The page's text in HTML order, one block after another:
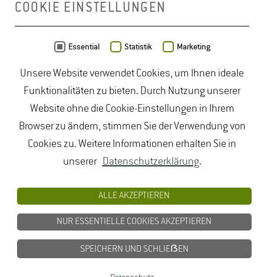
OpenStreetMap - Veröffentlicht unterODbL
duales Studium Gartenbau| Gartenbau Studium|
Lebensmittelrecht Studium|Lebensmittelsicherheit
Studium| Naturschutz Studium|Oenologie
Studium| Studiengang Logistik|Studiengänge
Lebensmittel |Studiengänge Natur| Studiengänge
Studium Landschaftsarchitektur
Studium Lebensmittel|Studium
Lebensmittelsicherheit|Studium Logistik|Studium
Studium Naturschutz|Studium
COOKIE EINSTELLUNGEN
Essential Statistik Marketing
Unsere Website verwendet Cookies, um Ihnen ideale
Funktionalitäten zu bieten. Durch Nutzung unserer
Website ohne die Cookie-Einstellungen in Ihrem
Browser zu ändern, stimmen Sie der Verwendung von
Cookies zu. Weitere Informationen erhalten Sie in
unserer Datenschutzerklärung.
ALLE AKZEPTIEREN
NUR ESSENTIELLE COOKIES AKZEPTIEREN
SPEICHERN UND SCHLIEẞEN